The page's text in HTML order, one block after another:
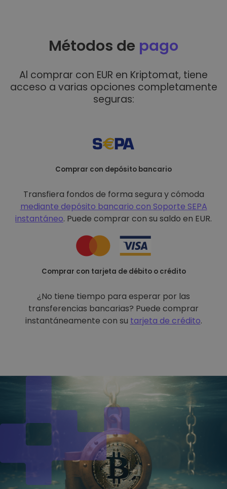
Métodos de pago
Al comprar con EUR en Kriptomat, tiene
acceso a varias opciones completamente
seguras:
Comprar con depósito bancario
Transfiera fondos de forma segura y cómoda
mediante depósito bancario con Soporte SEPA
instantáneo. Puede comprar con su saldo en EUR.
Comprar con tarjeta de débito o crédito
¿No tiene tiempo para esperar por las
transferencias bancarias? Puede comprar
instantáneamente con su tarjeta de crédito.